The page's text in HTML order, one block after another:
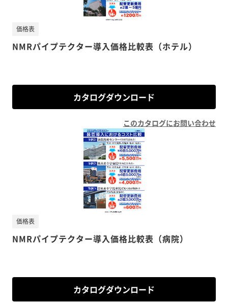
NMRパイプテクター導入価格比較表（ホテル）
価格表
カタログダウンロード
このカタログにお問い合わせ
NMRパイプテクター導入価格比較表（病院）
価格表
カタログダウンロード